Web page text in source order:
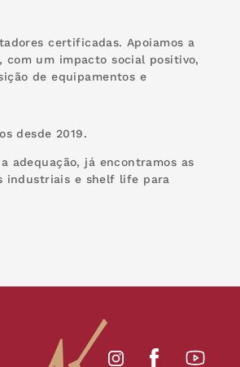
certificadas. Apoiamos a
com um impacto social positivo,
de equipamentos e
desde 2019.
adequação, já encontramos as
industriais e shelf life para